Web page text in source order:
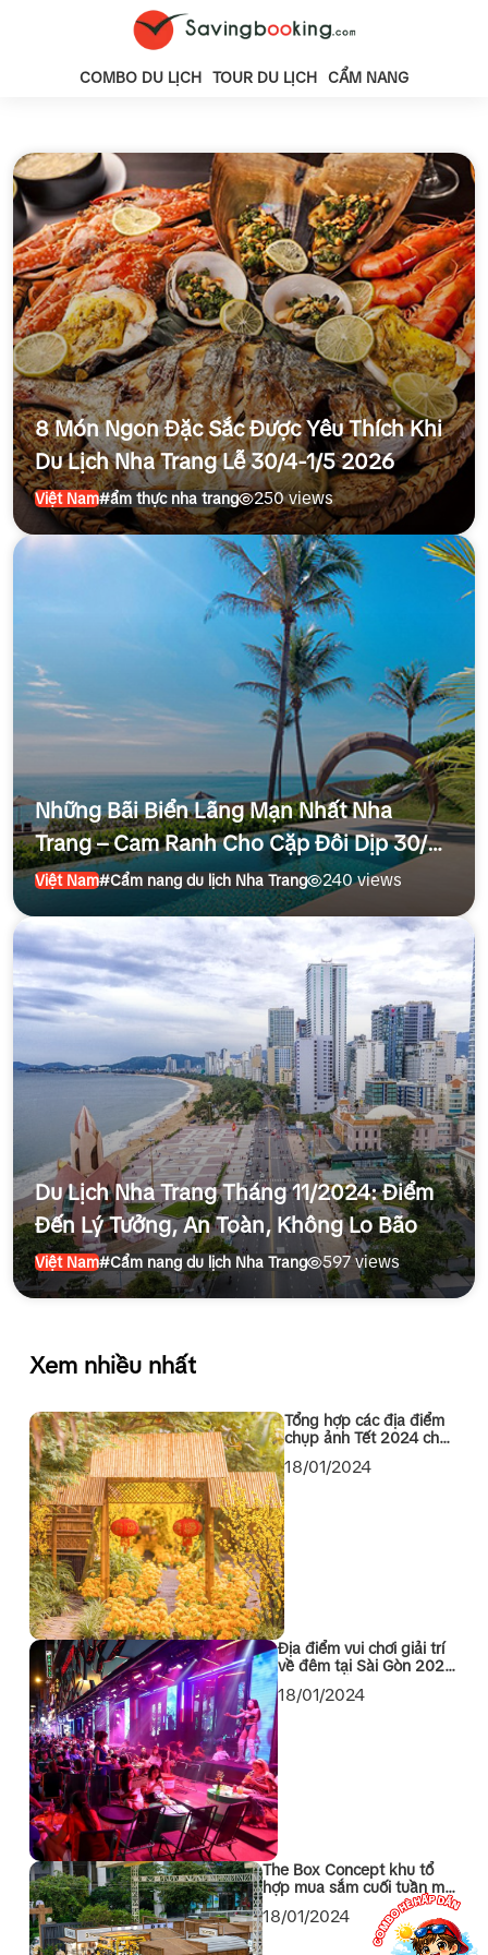
COMBO DU LỊCH TOUR DU LỊCH CẨM NANG
8 Món Ngon Đặc Sắc Được Yêu Thích Khi
Du Lịch Nha Trang Lễ 30/4-1/5 2026
Việt Nam#ẩm thực nha trang 250 views
Những Bãi Biển Lãng Mạn Nhất Nha
Trang – Cam Ranh Cho Cặp Đôi Dịp 30/4
– 1/5/2026
Việt Nam#Cẩm nang du lịch Nha Trang 240 views
Du Lịch Nha Trang Tháng 11/2024: Điểm
Đến Lý Tưởng, An Toàn, Không Lo Bão
Việt Nam#Cẩm nang du lịch Nha Trang 597 views
Xem nhiều nhất
Tổng hợp các địa điểm
chụp ảnh Tết 2024 cho
18/01/2024
Địa điểm vui chơi giải trí
về đêm tại Sài Gòn 2024
không thể bỏ qua
18/01/2024
The Box Concept khu tổ
hợp mua sắm cuối tuần mới
toanh tại Quận 1 Sài Gòn
18/01/2024